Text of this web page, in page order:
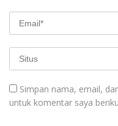
Simpan nama, email,
untuk komentar saya